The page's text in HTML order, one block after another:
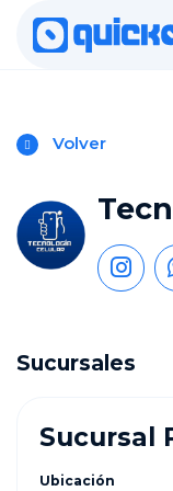
Volver
Sucursales
Sucursal
Ubicación